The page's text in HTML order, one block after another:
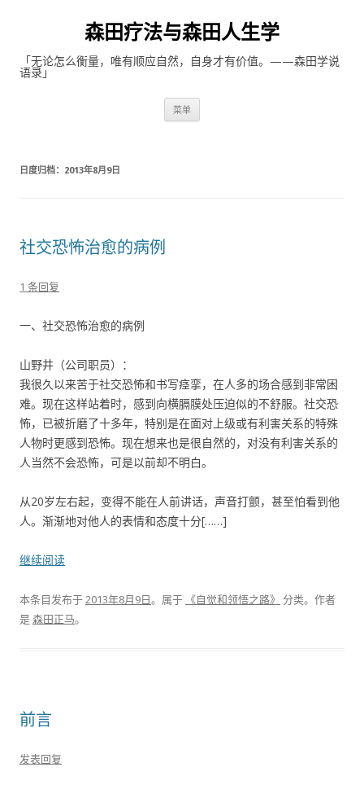
森田疗法与森田人生学
「无论怎么衡量，唯有顺应自然，自身才有价值。——森田学说
语录」
菜单
日度归档： 2013年8月9日
社交恐怖治愈的病例
1 条回复
一、社交恐怖治愈的病例
山野井（公司职员）：
我很久以来苦于社交恐怖和书写痉挛，在人多的场合感到非常困
难。现在这样站着时，感到向横膈膜处压迫似的不舒服。社交恐
怖，已被折磨了十多年，特别是在面对上级或有利害关系的特殊
人物时更感到恐怖。现在想来也是很自然的，对没有利害关系的
人当然不会恐怖，可是以前却不明白。
从20岁左右起，变得不能在人前讲话，声音打颤，甚至怕看到他
人。渐渐地对他人的表情和态度十分[……]
继续阅读
本条目发布于2013年8月9日。属于 《自觉和领悟之路》 分类。 作者
是森田正马。
前言
发表回复